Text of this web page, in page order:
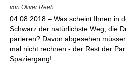
von Oliver Reeh
04.08.2018 – Was scheint Ihnen in
Schwarz der natürlichste Weg, die
parieren? Davon abgesehen
mal nicht rechnen - der Rest der
Spaziergang!